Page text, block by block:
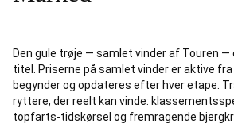
Den gule trøje — samlet vinder af Touren
titel. Priserne på samlet vinder er aktive
begynder og opdateres efter hver etape.
ryttere, der reelt kan vinde:
topfarts-tidskørsel og fremragende